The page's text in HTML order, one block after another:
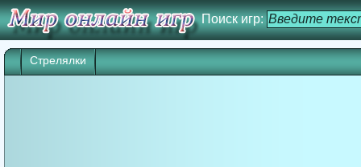
Поиск игр:
Стрелялки